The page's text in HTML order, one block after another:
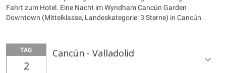
Fahrt zum Hotel. Eine Nacht im Wyndham Cancún Garden
Downtown (Mittelklasse, Landeskategorie: 3 Sterne) in Cancún.
TAG
2
Cancún - Valladolid